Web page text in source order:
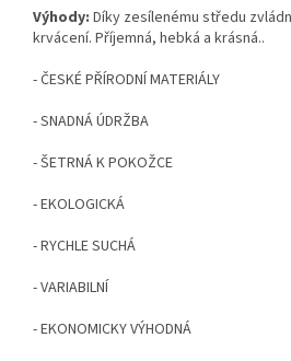
Výhody: Díky zesílenému středu
krvácení. Příjemná, hebká a krásná..
- ČESKÉ PŘÍRODNÍ MATERIÁLY
- SNADNÁ ÚDRŽBA
- ŠETRNÁ K POKOŽCE
- EKOLOGICKÁ
- RYCHLE SUCHÁ
- VARIABILNÍ
- EKONOMICKY VÝHODNÁ